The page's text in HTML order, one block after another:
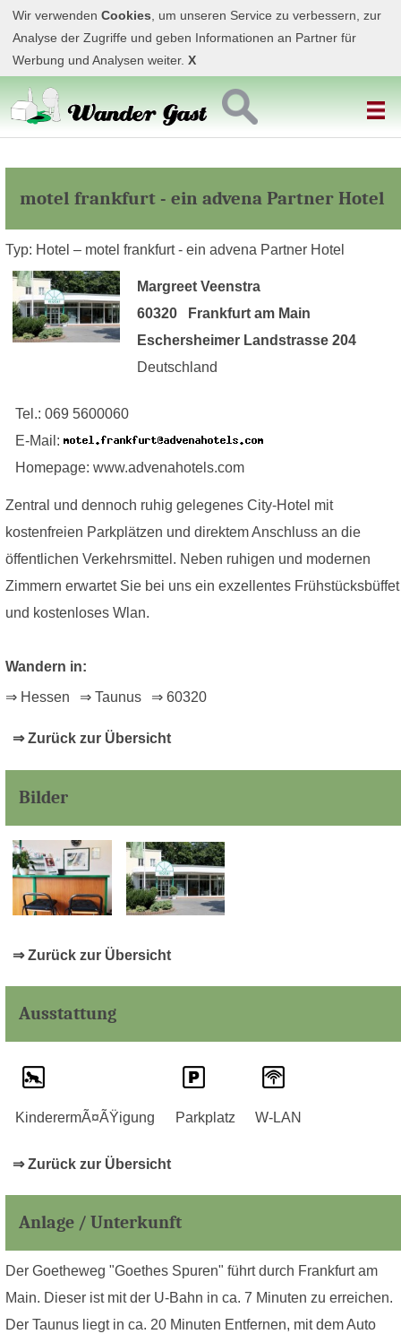
Wir verwenden Cookies , um unseren Service zu verbessern, zur
Analyse der Zugriffe und geben Informationen an Partner für
Werbung und Analysen weiter. X
motel frankfurt - ein advena Partner Hotel
Typ: Hotel – motel frankfurt - ein advena Partner Hotel
Margreet Veenstra
60320 Frankfurt am Main
Eschersheimer Landstrasse 204
Deutschland
Tel.: 069 5600060
E-Mail:
Homepage: www.advenahotels.com
Zentral und dennoch ruhig gelegenes City-Hotel mit
kostenfreien Parkplätzen und direktem Anschluss an die
öffentlichen Verkehrsmittel. Neben ruhigen und modernen
Zimmern erwartet Sie bei uns ein exzellentes Frühstücksbüffet
und kostenloses Wlan.
Wandern in:
⇒ Hessen ⇒ Taunus ⇒ 60320
⇒ Zurück zur Übersicht
Bilder
⇒ Zurück zur Übersicht
Ausstattung
KinderermÃ¤ÃŸigung Parkplatz W-LAN
⇒ Zurück zur Übersicht
Anlage / Unterkunft
Der Goetheweg "Goethes Spuren" führt durch Frankfurt am
Main. Dieser ist mit der U-Bahn in ca. 7 Minuten zu erreichen.
Der Taunus liegt in ca. 20 Minuten Entfernen, mit dem Auto